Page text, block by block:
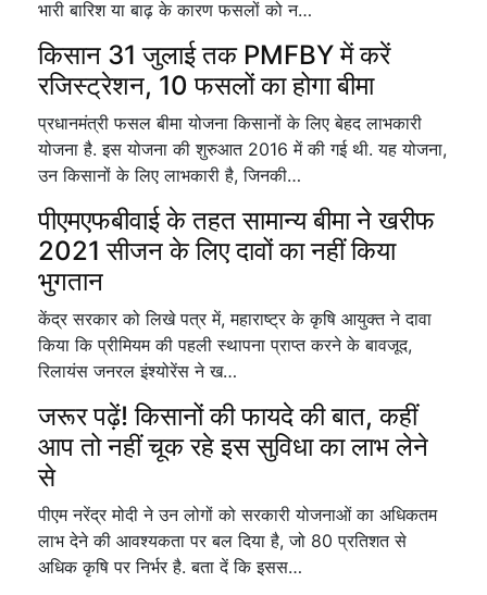
भारी बारिश या बाढ़ के कारण फसलों को न…
किसान 31 जुलाई तक PMFBY में करें
रजिस्ट्रेशन, 10 फसलों का होगा बीमा
प्रधानमंत्री फसल बीमा योजना किसानों के लिए बेहद लाभकारी
योजना है. इस योजना की शुरुआत 2016 में की गई थी. यह योजना,
उन किसानों के लिए लाभकारी है, जिनकी…
पीएमएफबीवाई के तहत सामान्य बीमा ने खरीफ
2021 सीजन के लिए दावों का नहीं किया
भुगतान
केंद्र सरकार को लिखे पत्र में, महाराष्ट्र के कृषि आयुक्त ने दावा
किया कि प्रीमियम की पहली स्थापना प्राप्त करने के बावजूद,
रिलायंस जनरल इंश्योरेंस ने ख…
जरूर पढ़ें! किसानों की फायदे की बात, कहीं
आप तो नहीं चूक रहे इस सुविधा का लाभ लेने
से
पीएम नरेंद्र मोदी ने उन लोगों को सरकारी योजनाओं का अधिकतम
लाभ देने की आवश्यकता पर बल दिया है, जो 80 प्रतिशत से
अधिक कृषि पर निर्भर है. बता दें कि इसस…